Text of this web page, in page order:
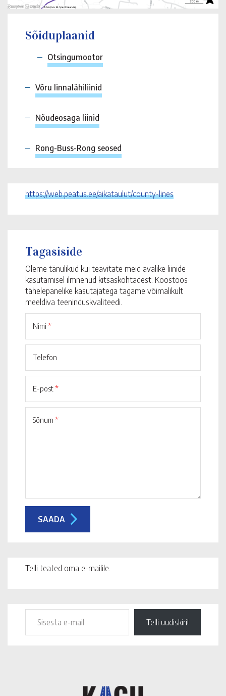
Sõiduplaanid
Otsingumootor
Võru linnalähiliinid
Nõudeosaga liinid
Rong-Buss-Rong seosed
https://web.peatus.ee/aikataulut/county-lines
Tagasiside
Oleme tänulikud kui teavitate meid avalike liinide
kasutamisel ilmnenud kitsaskohtadest. Koostöös
tähelepanelike kasutajatega tagame võimalikult
meeldiva teeninduskvaliteedi.
Nimi *
Telefon
E-post*
Sõnum *
Telli teated oma e-mailile.
Telli uudiskiri!